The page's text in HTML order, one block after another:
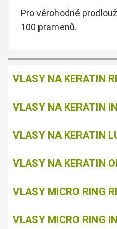
Pro věrohodné
100 pramenů.
VLASY NA KERATIN
VLASY NA KERATIN
VLASY NA KERATIN
VLASY NA KERATIN
VLASY MICRO RING
VLASY MICRO RING